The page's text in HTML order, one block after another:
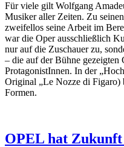
Für viele gilt Wolfgang
Musiker aller Zeiten. Zu
zweifellos seine Arbeit im
war die Oper ausschließlich
nur auf die Zuschauer zu,
– die auf der Bühne gezeigten
ProtagonistInnen. In der
Original „Le Nozze di Figaro)
Formen.
OPEL hat